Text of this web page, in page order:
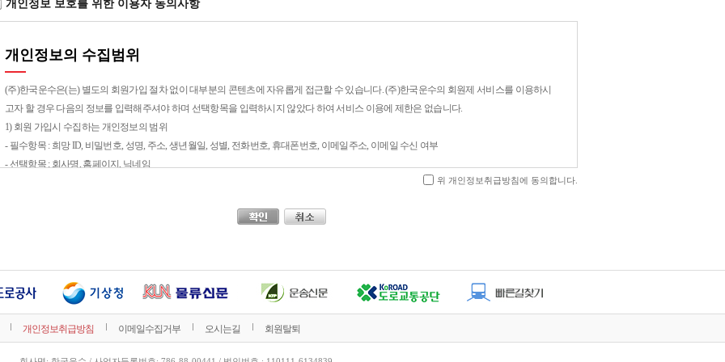
개인정보 보호를 위한 이용자 동의사항
개인정보의 수집범위
(주)한국운수은(는) 별도의 회원가입 절차 없이 대부분의 콘텐츠에 자유롭게 접근할 수 있습니다. (주)한국운수의 회원제 서비스를 이용하시
고자 할 경우 다음의 정보를 입력해주셔야 하며 선택항목을 입력하시지 않았다 하여 서비스 이용에 제한은 없습니다.
1) 회원 가입시 수집하는 개인정보의 범위
- 필수항목 : 희망 ID, 비밀번호, 성명, 주소, 생년월일, 성별, 전화번호, 휴대폰번호, 이메일주소, 이메일 수신 여부
- 선택항목 : 회사명, 홈페이지, 닉네임
- 이메일주소, 이메일 수신여부, 전화번호 : 고지사항 전달, 본인 의사 확인, 불만 처리 등 원활한 의사소통 경로의 확보, 새로운 서비스/신상품이
나 이벤트 정보의 안내
- 주소, 전화번호 : 경품과 쇼핑 물품 배송에 대한 정확한 배송지의 확보
위 개인정보취급방침에 동의합니다.
개인정보취급방침 이메일수집거부 오시는길 회원탈퇴